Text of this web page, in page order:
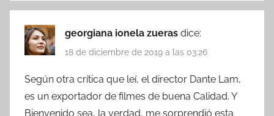
georgiana ionela zueras dice:
18 de diciembre de 2019 a las 03:26
Según otra crítica que leí, el director Dante Lam,
es un exportador de filmes de buena Calidad. Y
Bienvenido sea, la verdad, me sorprendió esta